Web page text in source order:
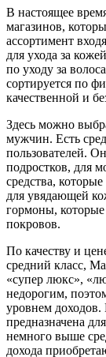
В настоящее
магазинов,
ассортимент
для ухода за
по уходу за
сортируется по
качественной и
Здесь можно
мужчин. Есть
пользователей.
подростков, для
средства,
для увядающей
гормоны,
покровов.
По качеству и
средний класс,
«супер люкс»,
недорогим,
уровнем доходов.
предназначена
немного выше
дохода